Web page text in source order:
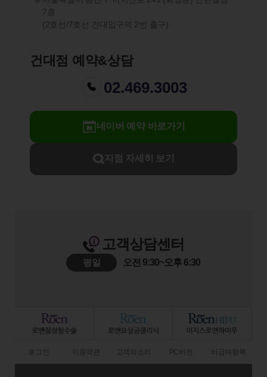
7층
(2호선/7호선 건대입구역 2번 출구)
건대점 예약&상담
02.469.3003
네이버 예약 바로가기
지점 자세히 보기
고객상담센터
평일 오전 9:30~오후 6:30
로그인 이용약관 고객의소리 PC버전 비급여항목